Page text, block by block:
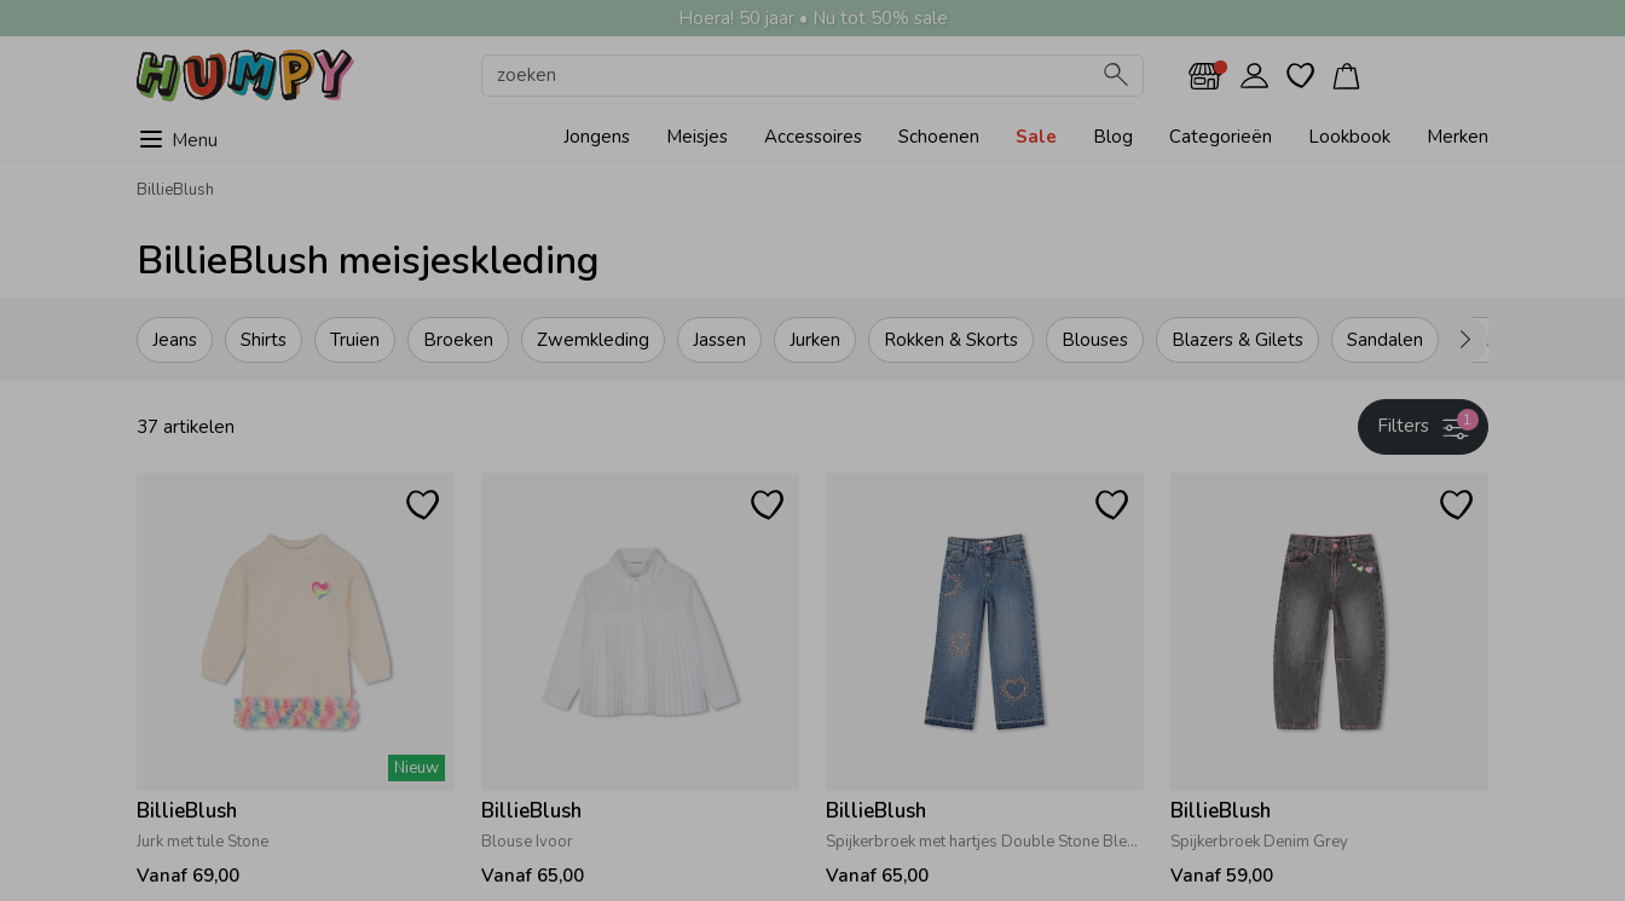
Hoera! 50 jaar • Nu tot 50% sale
Menu Jongens Meisjes Accessoires Schoenen Sale Blog Categorieën Lookbook Merken
BillieBlush
BillieBlush meisjeskleding
Shirts Truien
Jeans Broeken Zwemkleding Jassen Jurken Rokken & Skorts Blouses Blazers & Gilets Sandalen Tassen
37 artikelen 1
Filters
Nieuw
BillieBlush
Jurk met tule Stone
Vanaf 69,00
BillieBlush
Blouse Ivoor
Vanaf 65,00
BillieBlush
Spijkerbroek met hartjes Double Stone Bleach
Vanaf 65,00
BillieBlush
Spijkerbroek Denim Grey
Vanaf 59,00